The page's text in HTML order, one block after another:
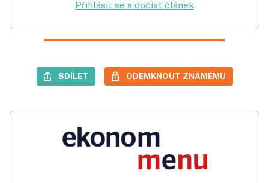
Přihlásit se a dočíst článek
SDÍLET ODEMKNOUT ZNÁMÉMU